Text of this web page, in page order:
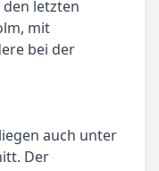
letzten
mit
bei der
auch unter
Der